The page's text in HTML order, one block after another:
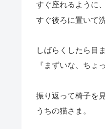
すぐ座れるように
すぐ後ろに置いて
しばらくしたら目
『まずいな、ちょ
振り返って椅子を
うちの猫さま。